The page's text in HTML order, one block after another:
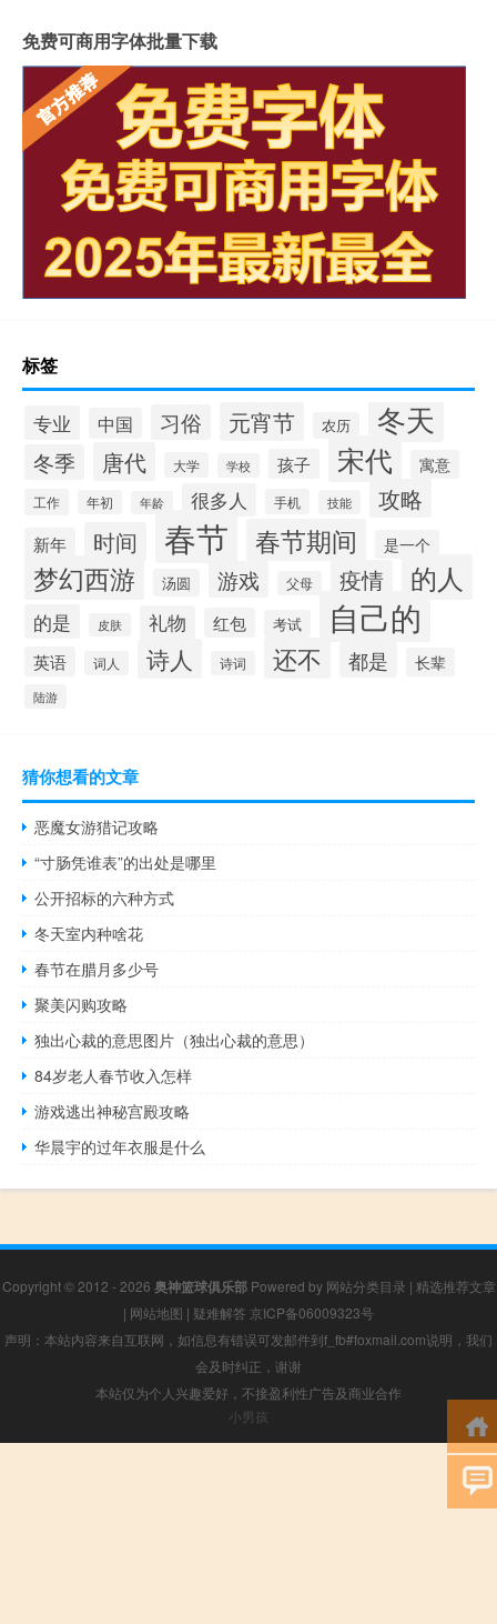
免费可商用字体批量下载
标签
专业 中国 习俗 元宵节 农历 冬天
冬季 唐代 大学 学校 孩子 宋代 寓意
工作 年初 年龄 很多人 手机 技能 攻略
新年 时间 春节 春节期间 是一个
梦幻西游 汤圆 游戏 父母 疫情 的人
的是 皮肤 礼物 红包 考试 自己的
英语 词人 诗人 诗词 还不 都是 长辈
陆游
猜你想看的文章
恶魔女游猎记攻略
“寸肠凭谁表”的出处是哪里
公开招标的六种方式
冬天室内种啥花
春节在腊月多少号
聚美闪购攻略
独出心裁的意思图片（独出心裁的意思）
84岁老人春节收入怎样
游戏逃出神秘宫殿攻略
华晨宇的过年衣服是什么
Copyright © 2012 - 2026 奥神篮球俱乐部Powered by 网站分类目录 | 精选推荐文章
| 网站地图 | 疑难解答 京ICP备06009323号
声明：本站内容来自互联网，如信息有错误可发邮件到f_fb#foxmail.com说明，我们
会及时纠正，谢谢
本站仅为个人兴趣爱好，不接盈利性广告及商业合作
小男孩